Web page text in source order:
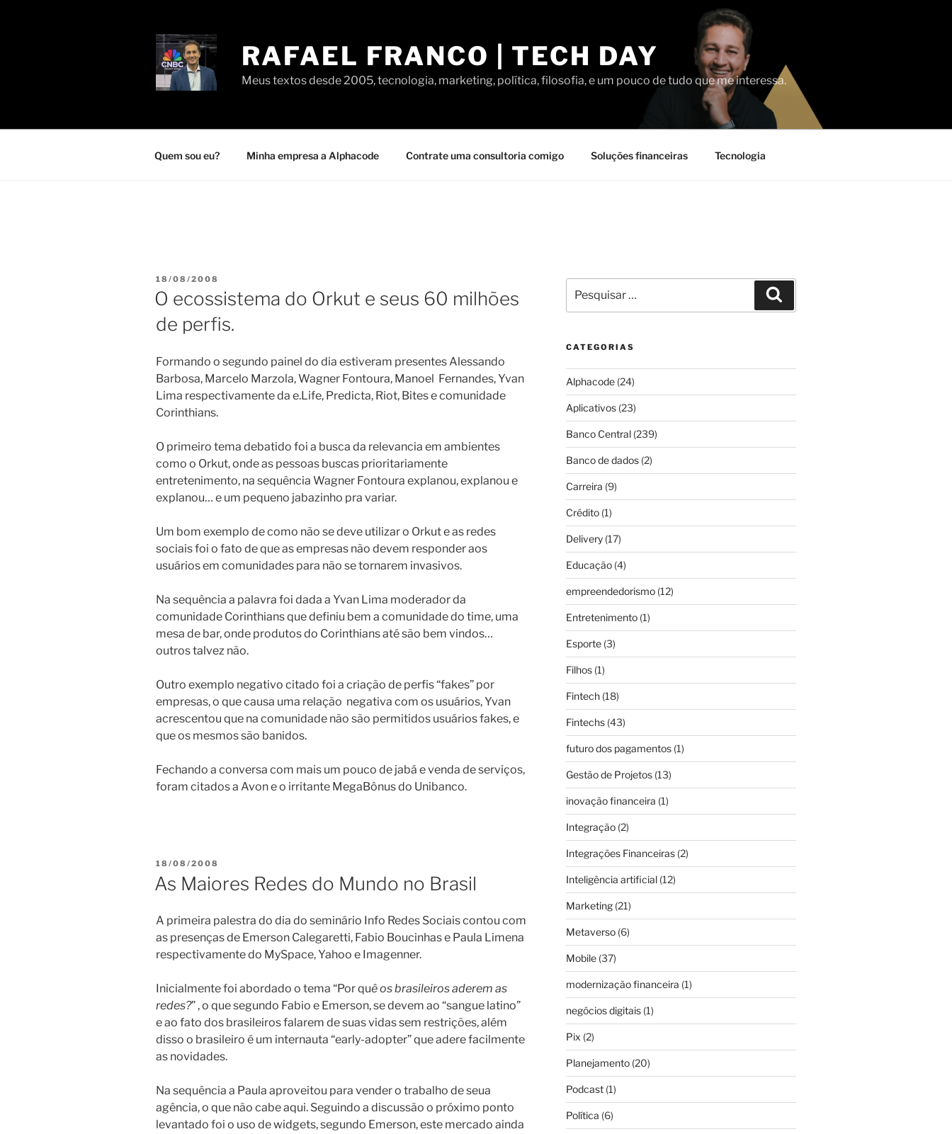
RAFAEL FRANCO | TECH DAY
Meus textos desde 2005, tecnologia, marketing, política, filosofia, e um pouco de tudo que me interessa.
Quem sou eu? Minha empresa a Alphacode Contrate uma consultoria comigo Soluções financeiras Tecnologia
PUBLICADO
EM
18/08/2008
O ecossistema do Orkut e seus 60 milhões
de perfis.
Formando o segundo painel do dia estiveram presentes Alessando
Barbosa, Marcelo Marzola, Wagner Fontoura, Manoel Fernandes, Yvan
Lima respectivamente da e.Life, Predicta, Riot, Bites e comunidade
Corinthians.
O primeiro tema debatido foi a busca da relevancia em ambientes
como o Orkut, onde as pessoas buscas prioritariamente
entretenimento, na sequência Wagner Fontoura explanou, explanou e
explanou… e um pequeno jabazinho pra variar.
Um bom exemplo de como não se deve utilizar o Orkut e as redes
sociais foi o fato de que as empresas não devem responder aos
usuários em comunidades para não se tornarem invasivos.
Na sequência a palavra foi dada a Yvan Lima moderador da
comunidade Corinthians que definiu bem a comunidade do time, uma
mesa de bar, onde produtos do Corinthians até são bem vindos…
outros talvez não.
Outro exemplo negativo citado foi a criação de perfis “fakes” por
empresas, o que causa uma relação negativa com os usuários, Yvan
acrescentou que na comunidade não são permitidos usuários fakes, e
que os mesmos são banidos.
Fechando a conversa com mais um pouco de jabá e venda de serviços,
foram citados a Avon e o irritante MegaBônus do Unibanco.
PUBLICADO
18/08/2008
As Maiores Redes do Mundo no Brasil
A primeira palestra do dia do seminário Info Redes Sociais contou com
as presenças de Emerson Calegaretti, Fabio Boucinhas e Paula Limena
respectivamente do MySpace, Yahoo e Imagenner.
Inicialmente foi abordado o tema “Por quê os brasileiros aderem as
redes?” , o que segundo Fabio e Emerson, se devem ao “sangue latino”
e ao fato dos brasileiros falarem de suas vidas sem restrições, além
disso o brasileiro é um internauta “early-adopter” que adere facilmente
as novidades.
Na sequência a Paula aproveitou para vender o trabalho de seua
agência, o que não cabe aqui. Seguindo a discussão o próximo ponto
levantado foi o uso de widgets, segundo Emerson, este mercado ainda
por:
CATEGORIAS
Alphacode(24)
Aplicativos(23)
Banco Central(239)
Banco de dados(2)
Carreira (9)
Crédito(1)
Delivery(17)
Educação(4)
empreendedorismo(12)
Entretenimento(1)
Esporte(3)
Filhos(1)
Fintech(18)
Fintechs(43)
futuro dos pagamentos(1)
Gestão de Projetos(13)
inovação financeira (1)
Integração(2)
Integrações Financeiras(2)
Inteligência artificial(12)
Marketing(21)
Metaverso(6)
Mobile(37)
modernização financeira (1)
negócios digitais(1)
Pix (2)
Planejamento(20)
Podcast(1)
Política (6)